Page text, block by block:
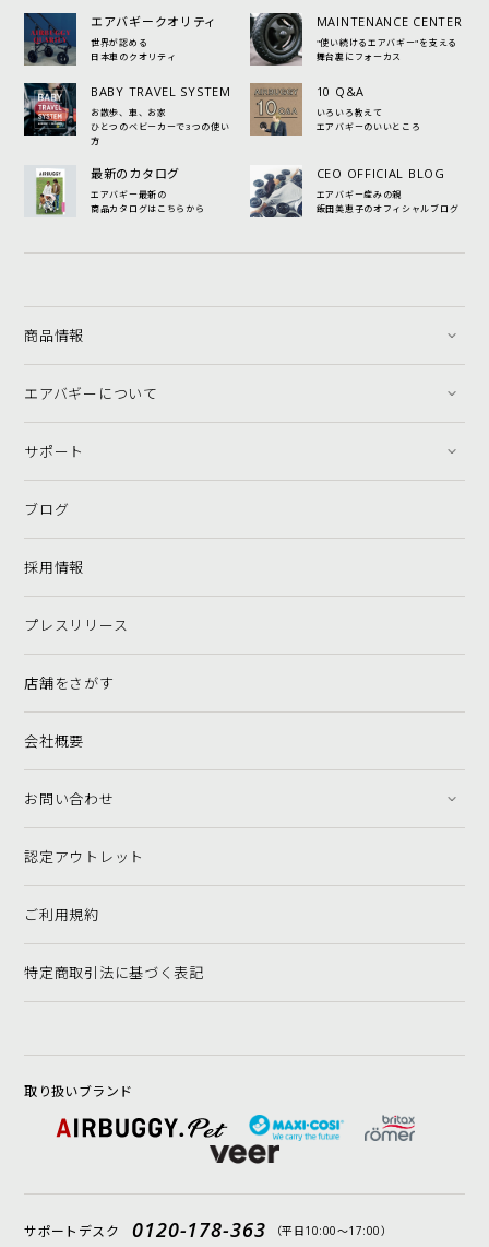
エアバギークオリティ
世界が認める
日本車のクオリティ
MAINTENANCE CENTER
"使い続けるエアバギー"を支える
舞台裏にフォーカス
BABY TRAVEL SYSTEM
お散歩、車、お家
ひとつのベビーカーで3つの使い
方
10 Q&A
いろいろ教えて
エアバギーのいいところ
最新のカタログ
エアバギー最新の
商品カタログはこちらから
CEO OFFICIAL BLOG
エアバギー産みの親
飯田美恵子のオフィシャルブログ
商品情報
エアバギーについて
サポート
ブログ
採用情報
プレスリリース
店舗をさがす
会社概要
お問い合わせ
認定アウトレット
ご利用規約
特定商取引法に基づく表記
取り扱いブランド
サポートデスク 0120-178-363 （平日10:00〜17:00）